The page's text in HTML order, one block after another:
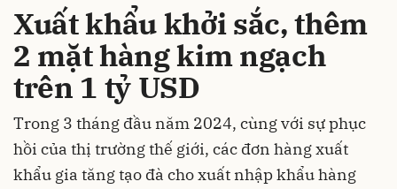
Xuất khẩu khởi sắc, thêm
2 mặt hàng kim ngạch
trên 1 tỷ USD
Trong 3 tháng đầu năm 2024, cùng với sự phục
hồi của thị trường thế giới, các đơn hàngxuất
khẩu gia tăng tạo đà cho xuất nhập khẩu hàng